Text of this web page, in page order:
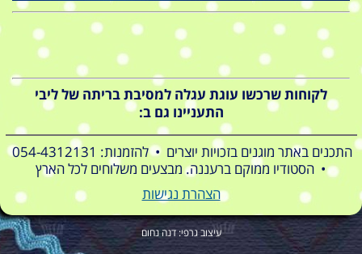
לקוחות שרכשו עוגת עגלה למסיבת בריתה של ליבי
התעניינו גם ב:
התכנים באתר מוגנים בזכויות יוצרים • להזמנות: 054-4312131
• הסטודיו ממוקם ברעננה. מבצעים משלוחים לכל הארץ
הצהרת נגישות
עיצוב גרפי: דנה נחום